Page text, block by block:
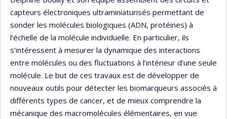
capteurs électroniques ultraminiaturisés permettant de
sonder les molécules biologiques (ADN, protéines) à
l’échelle de la molécule individuelle. En particulier, ils
s’intéressent à mesurer la dynamique des interactions
entre molécules ou des fluctuations à l’intérieur d’une seule
molécule. Le but de ces travaux est de développer de
nouveaux outils pour détecter les biomarqueurs associés à
différents types de cancer, et de mieux comprendre la
mécanique des macromolécules élémentaires, en vue